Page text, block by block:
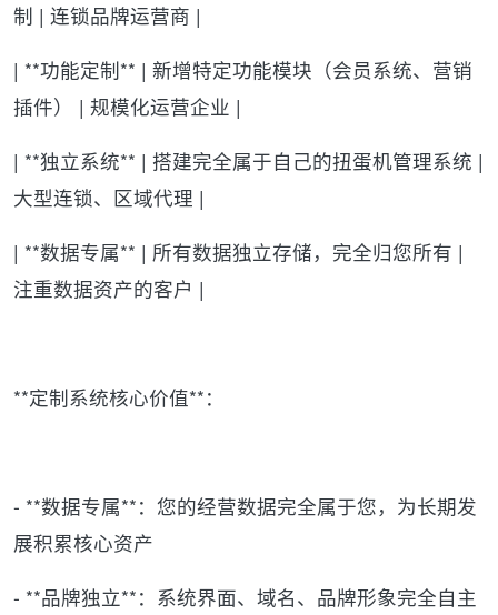
制 | 连锁品牌运营商 |
| **功能定制** | 新增特定功能模块（会员系统、营销
插件） | 规模化运营企业 |
| **独立系统** | 搭建完全属于自己的扭蛋机管理系统 |
大型连锁、区域代理 |
| **数据专属** | 所有数据独立存储，完全归您所有 |
注重数据资产的客户 |
**定制系统核心价值**：
- **数据专属**：您的经营数据完全属于您，为长期发
展积累核心资产
- **品牌独立**：系统界面、域名、品牌形象完全自主